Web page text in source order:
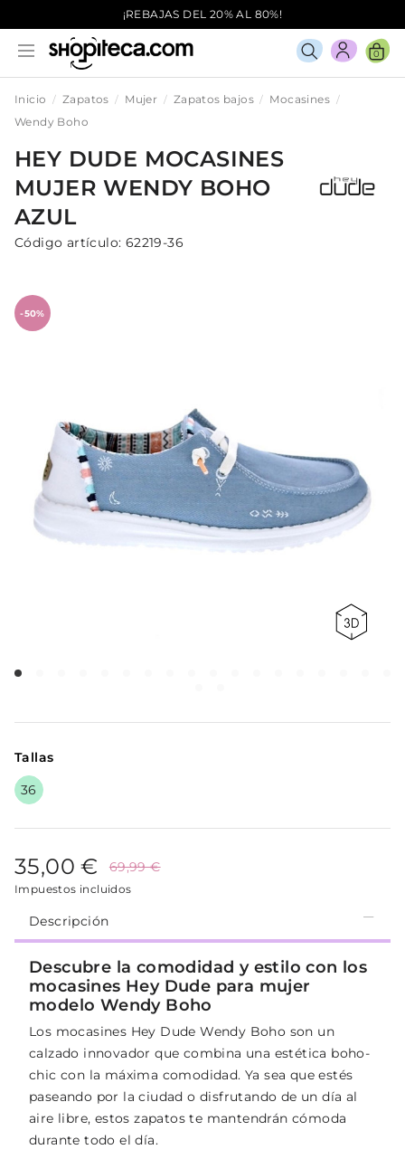
¡REBAJAS DEL 20% AL 80%!
0
Inicio Zapatos Mujer Zapatos bajos
Mocasines
Wendy Boho
HEY DUDE MOCASINES
MUJERWENDY BOHO
AZUL
Código artículo: 62219-36
-50%
Tallas
36
35,00 € 69,99 €
Impuestos incluidos
Descripción
Descubre la comodidad y estilo con los
mocasines Hey Dude para mujer
modelo Wendy Boho
Los mocasines Hey Dude Wendy Boho son un
calzado innovador que combina una estética boho-
chic con la máxima comodidad. Ya sea que estés
paseando por la ciudad o disfrutando de un día al
aire libre, estos zapatos te mantendrán cómoda
durante todo el día.